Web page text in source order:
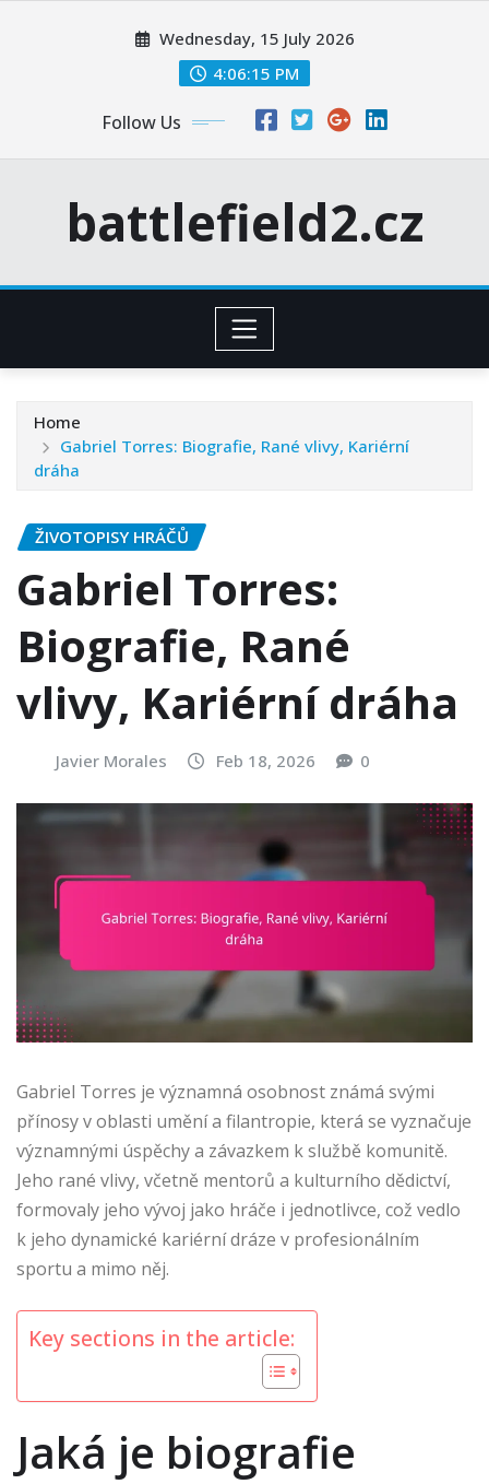
Wednesday, 15 July 2026
4:06:16 PM
Follow Us
battlefield2.cz
Home
Gabriel Torres: Biografie, Rané vlivy, Kariérní
dráha
ŽIVOTOPISY HRÁČŮ
Gabriel Torres:
Biografie, Rané
vlivy, Kariérní dráha
Javier Morales Feb 18, 2026 0
Gabriel Torres je významná osobnost známá svými
přínosy v oblasti umění a filantropie, která se vyznačuje
významnými úspěchy a závazkem k službě komunitě.
Jeho rané vlivy, včetně mentorů a kulturního dědictví,
formovaly jeho vývoj jako hráče i jednotlivce, což vedlo
k jeho dynamické kariérní dráze v profesionálním
sportu a mimo něj.
Key sections in the article:
Jaká je biografie